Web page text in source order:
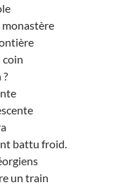
coin
battu froid.
un train